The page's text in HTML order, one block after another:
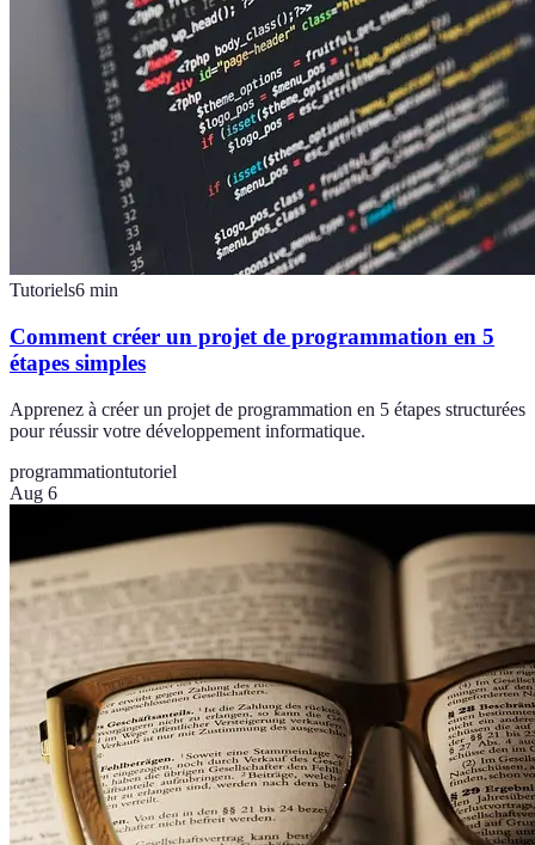
Tutoriels6 min
Comment créer un projet de programmation en 5
étapes simples
Apprenez à créer un projet de programmation en 5 étapes structurées
pour réussir votre développement informatique.
programmationtutoriel
Aug 6